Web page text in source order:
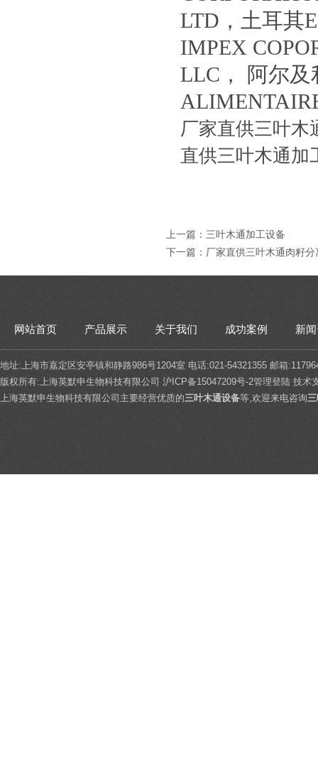
LTD，土耳其
IMPEX
LLC， 阿尔及
厂家直供三叶木
直供三叶木通加
上一篇： 三叶木通加工设备
下一篇： 厂家直供三叶木通肉籽分
网站首页 产品展示 关于我们 成功案例 新
地址:上海市嘉定区安亭镇和静路986号1204室 电话:021-54321355 邮箱
版权所有:上海英默申生物科技有限公司 沪ICP备15047209号-2管理登陆 技术
上海英默申生物科技有限公司主要经营优质的三叶木通设备等,欢迎来电咨询